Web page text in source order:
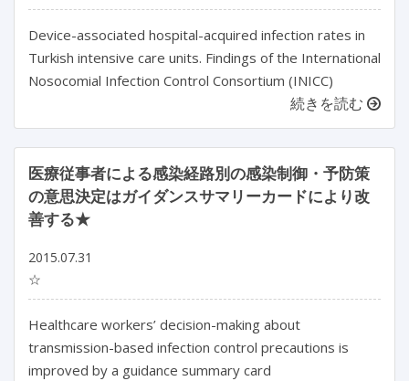
Device-associated hospital-acquired infection rates in
Turkish intensive care units. Findings of the International
Nosocomial Infection Control Consortium (INICC)
続きを読む
医療従事者による感染経路別の感染制御・予防策
の意思決定はガイダンスサマリーカードにより改
善する★
2015.07.31
☆
Healthcare workers’ decision-making about
transmission-based infection control precautions is
improved by a guidance summary card